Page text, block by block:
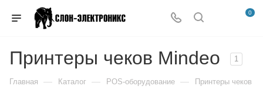
0
Принтеры чеков Mindeo 1
Главная — Каталог — POS-оборудование — Принтеры чеков